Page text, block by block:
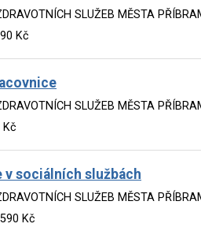
SLUŽEB MĚSTA
Kč
SLUŽEB MĚSTA
Kč
sociálních službách
SLUŽEB MĚSTA
Kč